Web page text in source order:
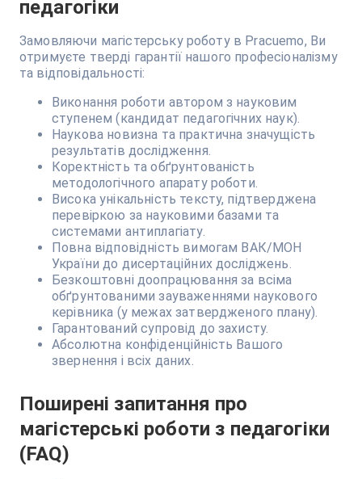
педагогіки
Замовляючи магістерську роботу в Pracuemo, Ви
отримуєте тверді гарантії нашого професіоналізму
та відповідальності:
Виконання роботи автором з науковим
ступенем (кандидат педагогічних наук).
Наукова новизна та практична значущість
результатів дослідження.
Коректність та обґрунтованість
методологічного апарату роботи.
Висока унікальність тексту, підтверджена
перевіркою за науковими базами та
системами антиплагіату.
Повна відповідність вимогам ВАК/МОН
України до дисертаційних досліджень.
Безкоштовні доопрацювання за всіма
обґрунтованими зауваженнями наукового
керівника (у межах затвердженого плану).
Гарантований супровід до захисту.
Абсолютна конфіденційність Вашого
звернення і всіх даних.
Поширені запитання про
магістерські роботи з педагогіки
(FAQ)